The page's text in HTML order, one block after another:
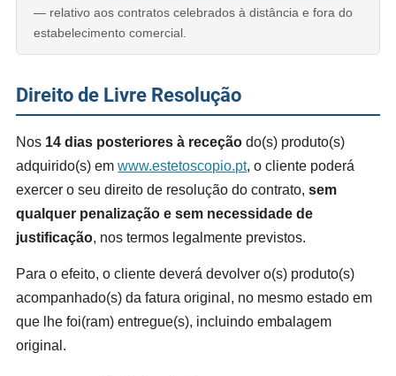
— relativo aos contratos celebrados à distância e fora do
estabelecimento comercial.
Direito de Livre Resolução
Nos 14 dias posteriores à receção do(s) produto(s)
adquirido(s) emwww.estetoscopio.pt, o cliente poderá
exercer o seu direito de resolução do contrato,sem
qualquer penalização e sem necessidade de
justificação, nos termos legalmente previstos.
Para o efeito, o cliente deverá devolver o(s) produto(s)
acompanhado(s) da fatura original, no mesmo estado em
que lhe foi(ram) entregue(s), incluindo embalagem
original.